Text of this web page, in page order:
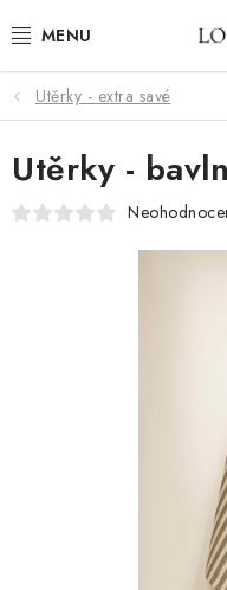
na
BYTOVÝ TEXTIL
METROVÝ TEXTIL
JARO/ LÉTO 2026
ČALOUNÍME A ŠIJEME
Všeobecné obchodní
Utěrky - extra savé
Utěrky -